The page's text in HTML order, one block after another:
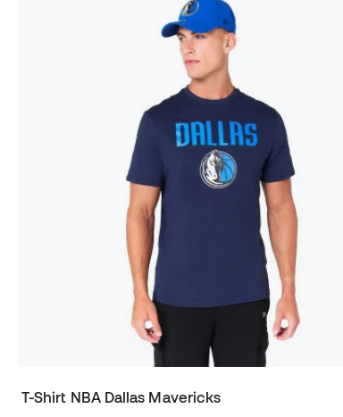
T-Shirt NBA Dallas Mavericks